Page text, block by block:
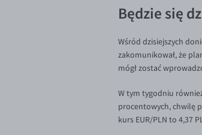
Będzie się
Wśród dzisiejszych
zakomunikował, że
mógł zostać
W tym tygodniu
procentowych, chwilę
kurs EUR/PLN to 4,37